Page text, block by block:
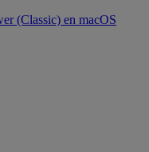
(Classic) en macOS